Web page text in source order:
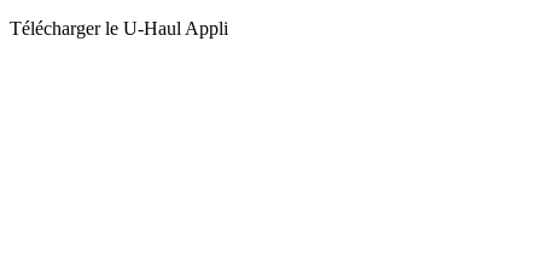
Télécharger le U-Haul Appli